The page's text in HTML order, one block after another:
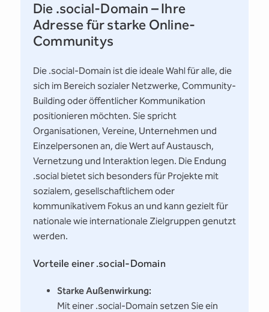
Die .social-Domain – Ihre
Adresse für starke Online-
Communitys
Die .social-Domain ist die ideale Wahl für alle, die
sich im Bereich sozialer Netzwerke, Community-
Building oder öffentlicher Kommunikation
positionieren möchten. Sie spricht
Organisationen, Vereine, Unternehmen und
Einzelpersonen an, die Wert auf Austausch,
Vernetzung und Interaktion legen. Die Endung
.social bietet sich besonders für Projekte mit
sozialem, gesellschaftlichem oder
kommunikativem Fokus an und kann gezielt für
nationale wie internationale Zielgruppen genutzt
werden.
Vorteile einer .social-Domain
Starke Außenwirkung:
Mit einer .social-Domain setzen Sie ein